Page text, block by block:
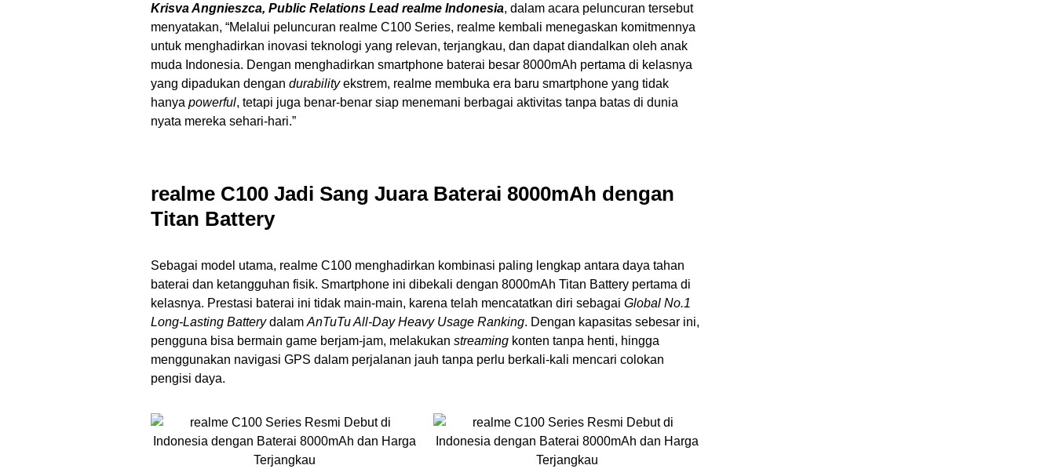
Krisva Angnieszca, Public Relations Lead realme Indonesia, dalam acara peluncuran tersebut
menyatakan, “Melalui peluncuran realme C100 Series, realme kembali menegaskan komitmennya
untuk menghadirkan inovasi teknologi yang relevan, terjangkau, dan dapat diandalkan oleh anak
muda Indonesia. Dengan menghadirkan smartphone baterai besar 8000mAh pertama di kelasnya
yang dipadukan dengan durabilityekstrem, realme membuka era baru smartphone yang tidak
hanya powerful, tetapi juga benar-benar siap menemani berbagai aktivitas tanpa batas di dunia
nyata mereka sehari-hari.”
realme C100 Jadi Sang Juara Baterai 8000mAh dengan
Titan Battery
Sebagai model utama, realme C100 menghadirkan kombinasi paling lengkap antara daya tahan
baterai dan ketangguhan fisik. Smartphone ini dibekali dengan 8000mAh Titan Battery pertama di
kelasnya. Prestasi baterai ini tidak main-main, karena telah mencatatkan diri sebagai Global No.1
Long-Lasting Batterydalam AnTuTu All-Day Heavy Usage Ranking. Dengan kapasitas sebesar ini,
pengguna bisa bermain game berjam-jam, melakukan streaming konten tanpa henti, hingga
menggunakan navigasi GPS dalam perjalanan jauh tanpa perlu berkali-kali mencari colokan
pengisi daya.